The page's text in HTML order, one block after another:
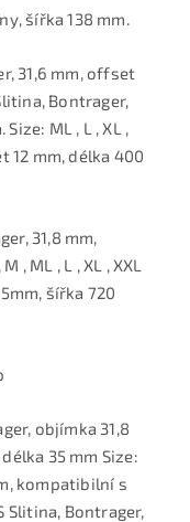
šířka 138 mm.
31,6 mm, offset
Bontrager,
ML , L , XL ,
12 mm, délka 400
31,8 mm,
, ML , L , XL , XXL
šířka 720
objímka 31,8
35 mm Size:
kompatibilní s
Slitina, Bontrager,